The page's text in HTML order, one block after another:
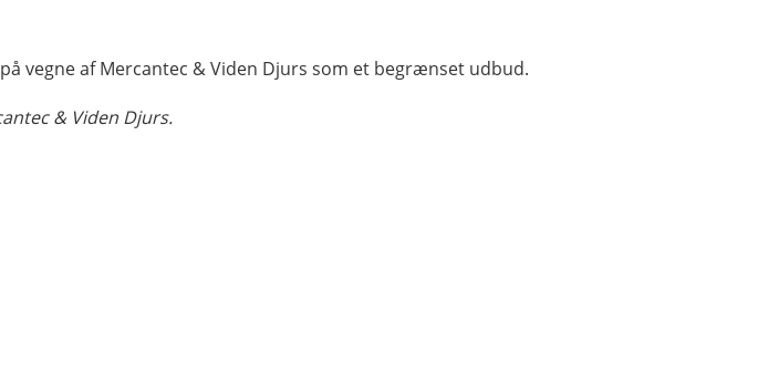
vegne af Mercantec & Viden Djurs som et begrænset udbud.
& Viden Djurs.